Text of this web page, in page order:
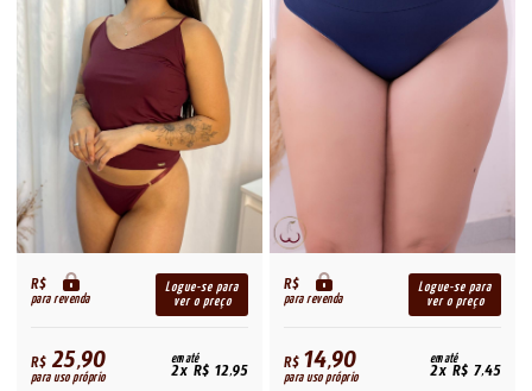
R$
para revenda
Logue-se para
ver o preço
R$25,90
para uso próprio
em até
2x R$ 12,95
R$
para revenda
Logue-se para
ver o preço
R$14,90
para uso próprio
em até
2x R$ 7,45